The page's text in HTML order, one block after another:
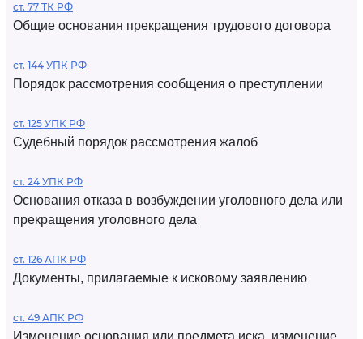
ст. 77 ТК РФ
Общие основания прекращения трудового договора
ст. 144 УПК РФ
Порядок рассмотрения сообщения о преступлении
ст. 125 УПК РФ
Судебный порядок рассмотрения жалоб
ст. 24 УПК РФ
Основания отказа в возбуждении уголовного дела или
прекращения уголовного дела
ст. 126 АПК РФ
Документы, прилагаемые к исковому заявлению
ст. 49 АПК РФ
Изменение основания или предмета иска, изменение